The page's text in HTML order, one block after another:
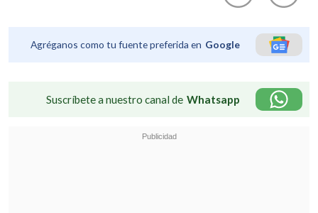
Agréganos como tu fuente preferida en Google
Suscríbete a nuestro canal de Whatsapp